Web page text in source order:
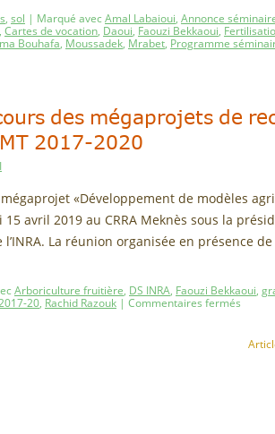
, sol | Marqué avec Amal Labaioui, Annonce
, Cartes de vocation, Daoui, Faouzi Bekkaoui,
Bouhafa, Moussadek, Mrabet, Programme
des mégaprojets de
2017-2020
«Développement de modèles
avril 2019 au CRRA Meknès sous la
La réunion organisée en présence
Arboriculture fruitière, DS INRA, Faouzi Bekkaoui,
20, Rachid Razouk | Commentaires fermés